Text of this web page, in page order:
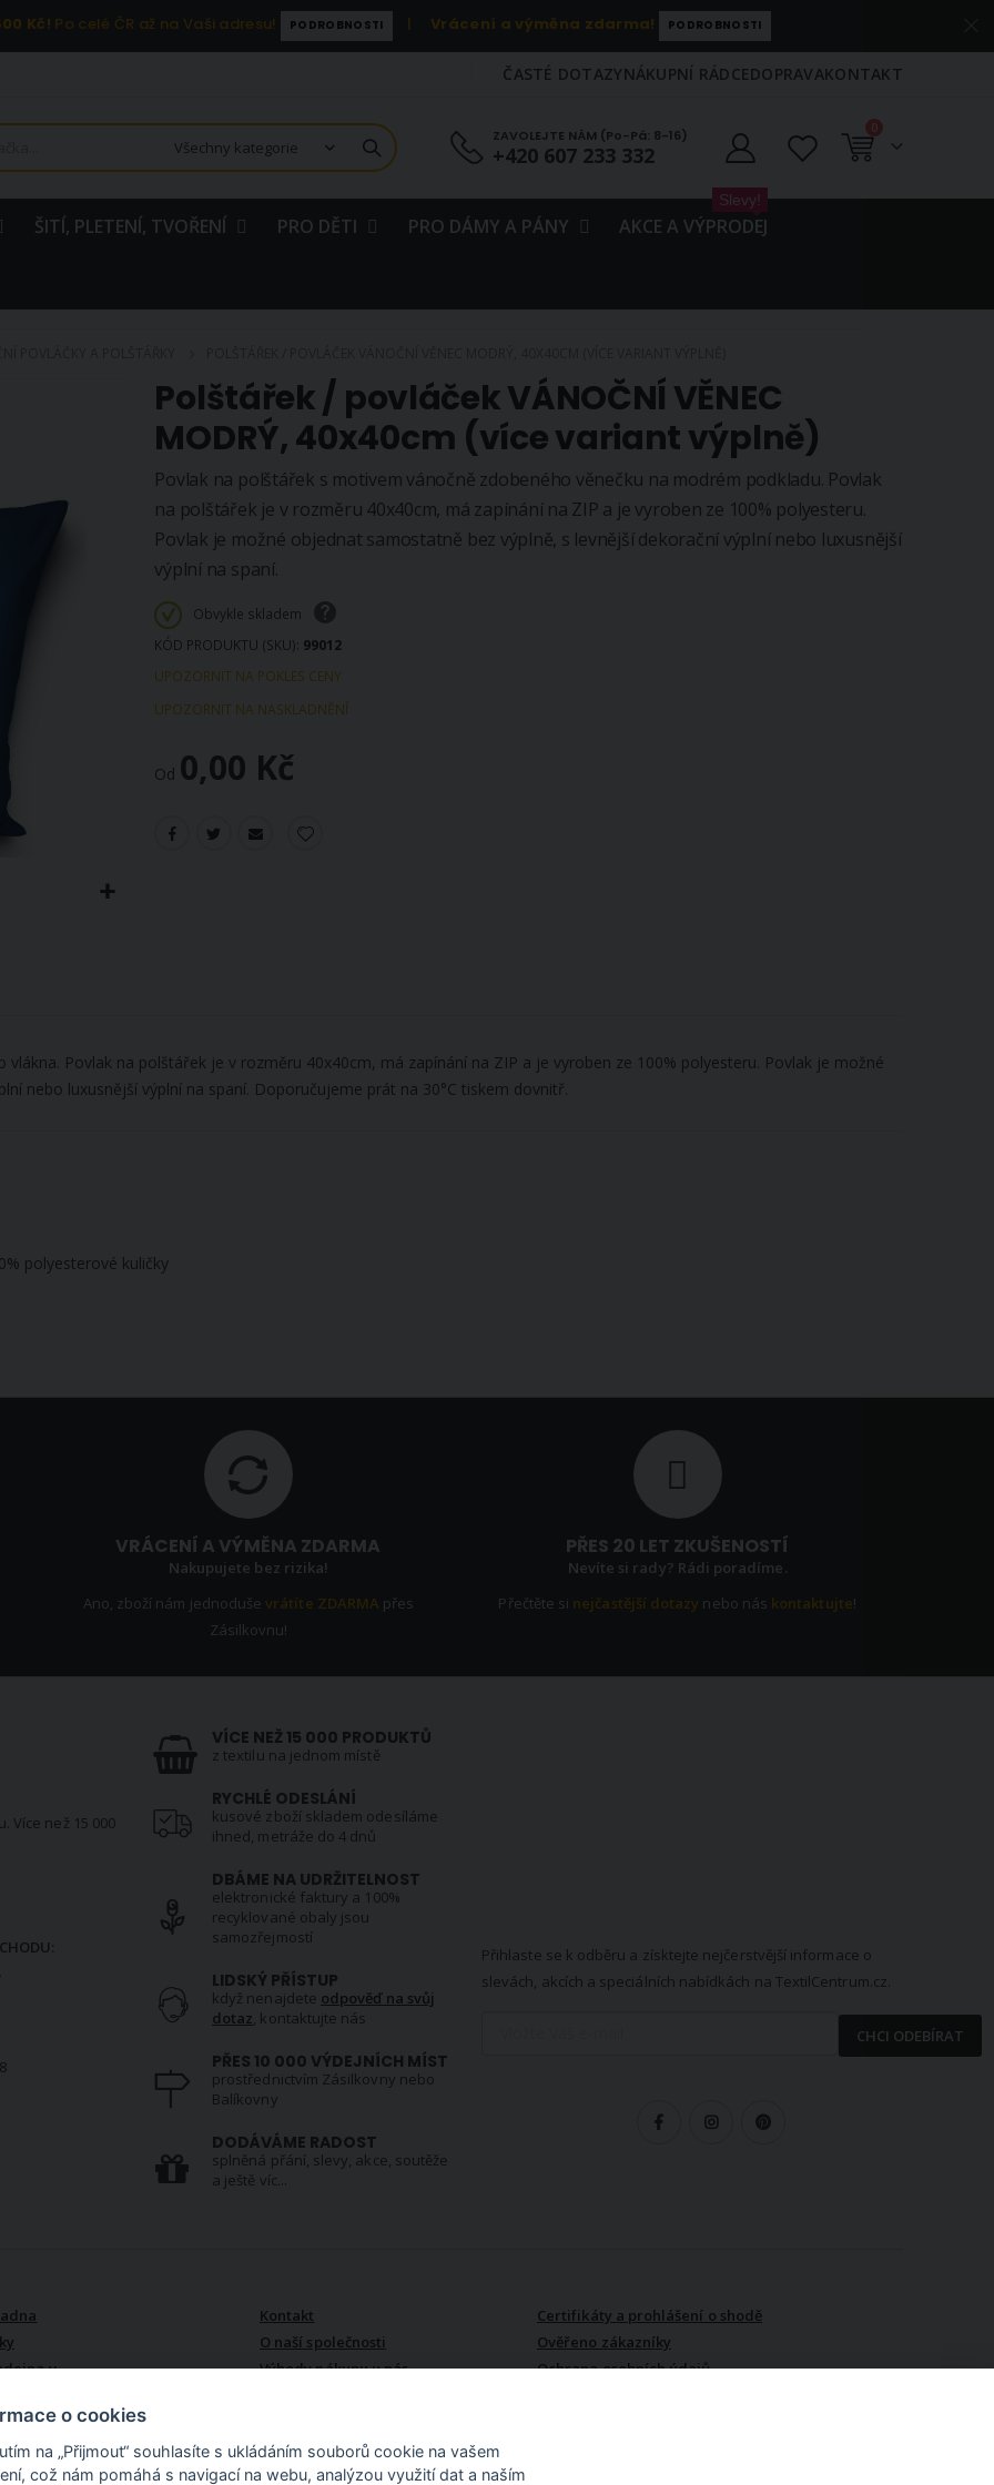
Kč! Po celé ČR až na Vaši adresu! PODROBNOSTI | Vrácení a výměna zdarma! PODROBNOSTI
ČASTÉ DOTAZYNÁKUPNÍ RÁDCEDOPRAVAKONTAKT
ZAVOLEJTE NÁM (Po-Pá: 8-16)
+420 607 233 332 Košík
0položky
ŠITÍ, PLETENÍ, TVOŘENÍ PRO DĚTI PRO DÁMY A PÁNY AKCE A VÝPRODEJ
Slevy!
Polštářek / povláček VÁNOČNÍ VĚNEC
MODRÝ, 40x40cm (více variant výplně)
Povlak na polštářek s motivem vánočně zdobeného věnečku na modrém podkladu. Povlak
na polštářek je v rozměru 40x40cm, má zapínání na ZIP a je vyroben ze 100% polyesteru.
Povlak je možné objednat samostatně bez výplně, s levnější dekorační výplní nebo luxusnější
výplní na spaní.
Obvykle skladem
KÓD PRODUKTU (SKU) 99012
UPOZORNIT NA POKLES CENY
UPOZORNIT NA NASKLADNĚNÍ
Od 0,00 Kč
Povlak na polštářek je v rozměru 40x40cm, má zapínání na ZIP a je vyroben ze 100% polyesteru. Povlak je možné
nebo luxusnější výplní na spaní. Doporučujeme prát na 30°C tiskem dovnitř.
polyesterové kuličky
VRÁCENÍ A VÝMĚNA ZDARMA
Nakupujete bez rizika!
Ano, zboží nám jednoduševrátíte ZDARMA přes
Zásilkovnu!
PŘES 20 LET ZKUŠENOSTÍ
Nevíte si rady? Rádi poradíme.
Přečtěte si nejčastější dotazy nebo nás kontaktujte!
Více než 15 000
VÍCE NEŽ 15 000 PRODUKTŮ
z textilu na jednom místě
RYCHLÉ ODESLÁNÍ
kusové zboží skladem odesíláme
ihned, metráže do 4 dnů
DBÁME NA UDRŽITELNOST
elektronické faktury a 100%
recyklované obaly jsou
samozřejmostí
LIDSKÝ PŘÍSTUP
když nenajdete odpověď na svůj
dotaz, kontaktujte nás
PŘES 10 000 VÝDEJNÍCH MÍST
prostřednictvím Zásilkovny nebo
Balíkovny
DODÁVÁME RADOST
splněná přání, slevy, akce, soutěže
a ještě víc...
Přihlaste se k odběru a získtejte nejčerstvější informace o
slevách, akcích a speciálních nabídkách na TextilCentrum.cz.
CHCI ODEBÍRAT
v
Kontakt
O naší společnosti
Výhody nákupu u nás
Certifikáty a prohlášení o shodě
Ověřeno zákazníky
Ochrana osobních údajů
o cookies
na „Přijmout“ souhlasíte s ukládáním souborů cookie na vašem
což nám pomáhá s navigací na webu, analýzou využití dat a naším